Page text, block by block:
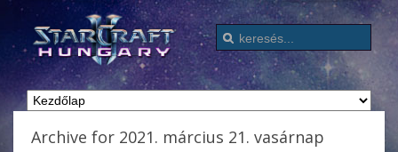
Archive for 2021. március 21. vasárnap